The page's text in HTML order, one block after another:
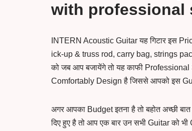
with professional
INTERN Acoustic Guitar यह गिटार इस
ick-up & truss rod, carry bag, strings
को जब आप बजायेंगे तो यह काफी Professional
Comfortably Design है जिससे आपको इस
अगर आपका Budget इतना है तो बहोत अच्छी
दिए हुए है तो आप एक बार उन सभी Guitar को